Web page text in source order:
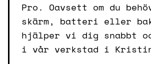
Pro. Oavsett om du
skärm, batteri eller
hjälper vi dig snabbt
i vår verkstad i